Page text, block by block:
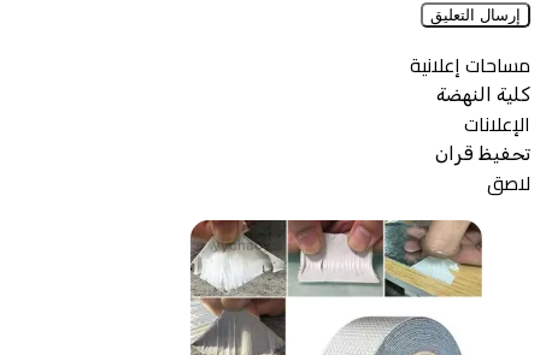
مساحات إعلانية
كلية النهضة
الإعلانات
تحفيظ قران
لاصق